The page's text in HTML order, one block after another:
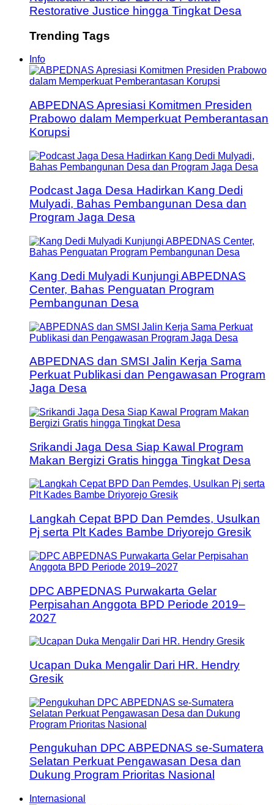
Restorative Justice hingga Tingkat Desa
Trending Tags
Info
ABPEDNAS Apresiasi Komitmen Presiden
Prabowo dalam Memperkuat Pemberantasan
Korupsi
Podcast Jaga Desa Hadirkan Kang Dedi
Mulyadi, Bahas Pembangunan Desa dan
Program Jaga Desa
Kang Dedi Mulyadi Kunjungi ABPEDNAS
Center, Bahas Penguatan Program
Pembangunan Desa
ABPEDNAS dan SMSI Jalin Kerja Sama
Perkuat Publikasi dan Pengawasan Program
Jaga Desa
Srikandi Jaga Desa Siap Kawal Program
Makan Bergizi Gratis hingga Tingkat Desa
Langkah Cepat BPD Dan Pemdes, Usulkan
Pj serta Plt Kades Bambe Driyorejo Gresik
DPC ABPEDNAS Purwakarta Gelar
Perpisahan Anggota BPD Periode 2019–
2027
Ucapan Duka Mengalir Dari HR. Hendry
Gresik
Pengukuhan DPC ABPEDNAS se-Sumatera
Selatan Perkuat Pengawasan Desa dan
Dukung Program Prioritas Nasional
Internasional